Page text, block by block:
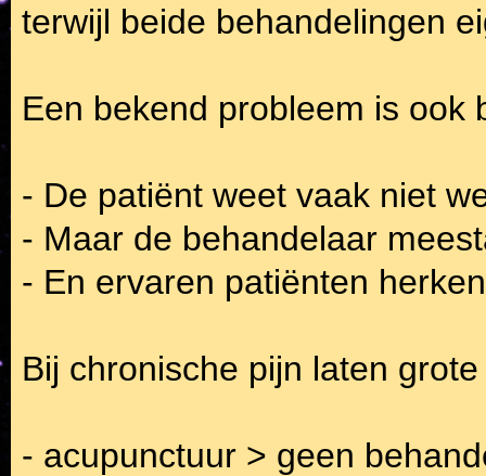
terwijl beide behandelingen
Een bekend probleem is ook
- De patiënt weet vaak niet
- Maar de behandelaar
- En ervaren patiënten
Bij chronische pijn laten
- acupunctuur > geen